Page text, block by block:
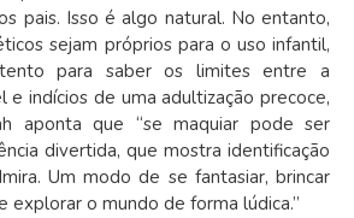
pais. Isso é algo natural. No entanto,
sejam próprios para o uso infantil,
para saber os limites entre a
e indícios de umaadultização precoce,
aponta que “se maquiar pode ser
divertida, que mostra identificação
Um modo de se fantasiar, brincar
explorar o mundo de forma lúdica.”